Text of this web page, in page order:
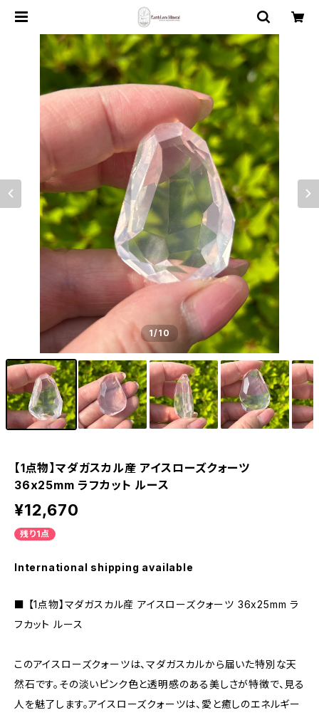
1/10
【1点物】マダガスカル産 アイスローズクォーツ
36x25mm ラフカット ルース
¥12,670
残り1点
International shipping available
■ 【1点物】マダガスカル産 アイスローズクォーツ 36x25mm ラ
フカット ルース
このアイスローズクォーツは、マダガスカルから届いた特別な天
然石です。その淡いピンク色と透明感のある美しさが特徴で、見る
人を魅了します。アイスローズクォーツは、愛と癒しのエネルギー